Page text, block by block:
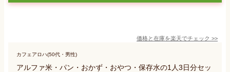
価格と在庫を楽天でチェック >>
カフェアロハ(50代・男性)
アルファ米・パン・おかず・おやつ・保存水の1人3日分セッ